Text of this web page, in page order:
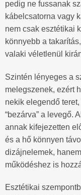
pedig ne fussanak
kábelcsatorna vagy
nem csak esztétikai
könnyebb a
valaki véletlenül
Szintén lényeges a
melegszenek, ezért
nekik elegendő
“bezárva” a levegő.
annak kifejezetten
és a hő könnyen
dizájnelemek,
működéshez is
Esztétikai